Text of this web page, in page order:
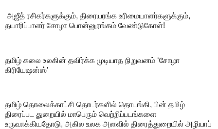
அஜீத் ரசிகர்களுக்கும், திரையரங்க உரிமையாளர்களுக்கும்,
தயாரிப்பாளர் சோழா பொன்னுரங்கம் வேண்டுகோள்!
தமிழ் கலை உலகின் தவிர்க்க முடியாத நிறுவனம் ‘சோழா
கிரியேஷன்ஸ்’
தமிழ் தொலைக்காட்சி தொடர்களில் தொடங்கி, பின் தமிழ்
திரைப்பட துறையில் மாபெரும் வெற்றிப்படங்களை
உருவாக்கியதோடு, அகில உலக அளவில் திரைத்துறையில் அழியாப்